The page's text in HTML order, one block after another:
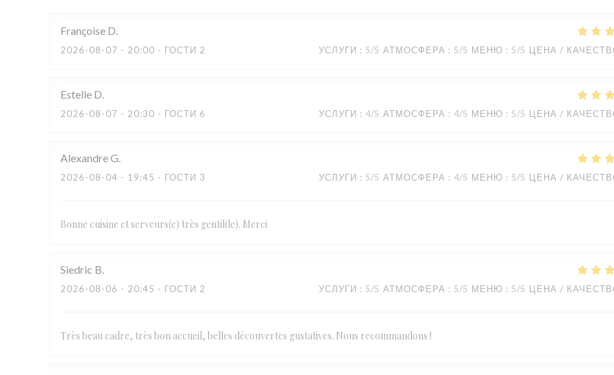
Françoise D
2026-08-07 - 20:00 - ГОСТИ 2 УСЛУГИ : 5/5 АТМОСФЕРА : 5/5 МЕНЮ : 5/5 ЦЕНА /
Estelle D
2026-08-07 - 20:30 - ГОСТИ 6 УСЛУГИ : 4/5 АТМОСФЕРА : 4/5 МЕНЮ : 5/5 ЦЕНА /
AlexandreG
2026-08-04 - 19:45 - ГОСТИ 3 УСЛУГИ : 5/5 АТМОСФЕРА : 4/5 МЕНЮ : 5/5 ЦЕНА /
Bonne cuisine et serveurs(e) très gentil(le). Merci
Siedric B
2026-08-06 - 20:45 - ГОСТИ 2 УСЛУГИ : 5/5 АТМОСФЕРА : 5/5 МЕНЮ : 5/5 ЦЕНА /
Très beau cadre, très bon accueil, belles découvertes gustatives. Nous recommandons !